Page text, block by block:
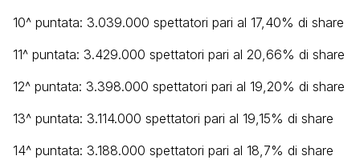
10^ puntata: 3.039.000 spettatori pari al 17,40% di share
11^ puntata: 3.429.000 spettatori pari al 20,66% di share
12^ puntata: 3.398.000 spettatori pari al 19,20% di share
13^ puntata: 3.114.000 spettatori pari al 19,15% di share
14^ puntata: 3.188.000 spettatori pari al 18,7% di share